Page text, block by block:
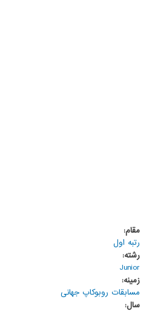
مقام:
رتبه اول
رشته:
Junior
زمینه:
مسابقات روبوکاپ جهانی
سال: